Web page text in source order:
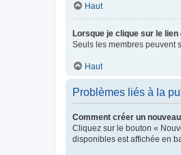
Haut
Lorsque je clique sur le lien
Seuls les membres peuvent
Haut
Problèmes liés à la
Comment créer un
Cliquez sur le bouton «
disponibles est affichée en